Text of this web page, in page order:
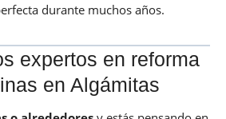
durante muchos años.
expertos en reforma
en Algámitas